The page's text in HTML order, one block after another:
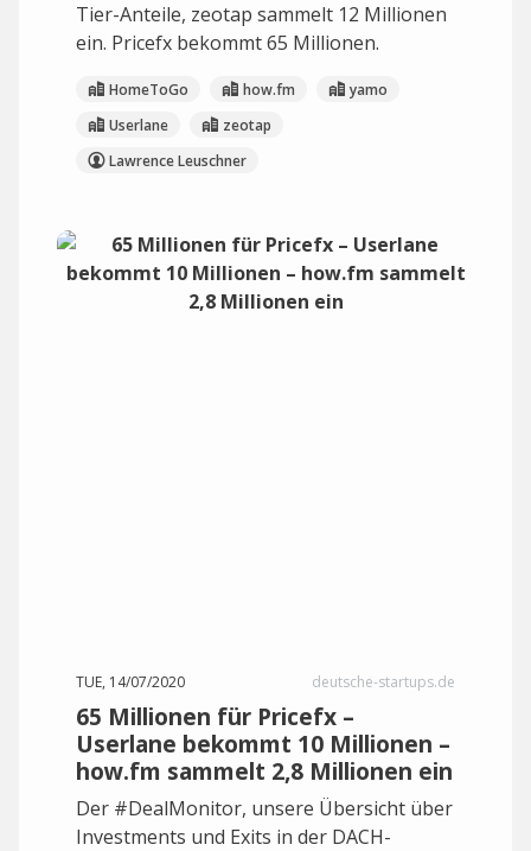
Tier-Anteile, zeotap sammelt 12 Millionen
ein. Pricefx bekommt 65 Millionen.
HomeToGo how.fm
yamo
Userlane
zeotap
Lawrence Leuschner
TUE, 14/07/2020 deutsche-startups.de
65 Millionen für Pricefx –
Userlane bekommt 10 Millionen –
how.fm sammelt 2,8 Millionen ein
Der #DealMonitor, unsere Übersicht über
Investments und Exits in der DACH-